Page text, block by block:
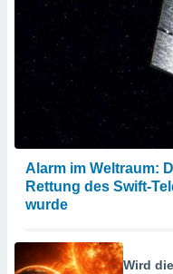
Alarm im Weltraum:
Rettung des Swift-
wurde
Wird